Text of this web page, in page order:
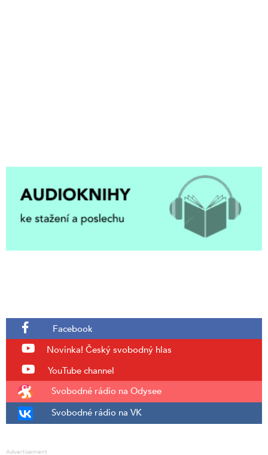
Facebook
Novinka! Český svobodný hlas
YouTube channel
Svobodné rádio na Odysee
Svobodné rádio na VK
Advertisement